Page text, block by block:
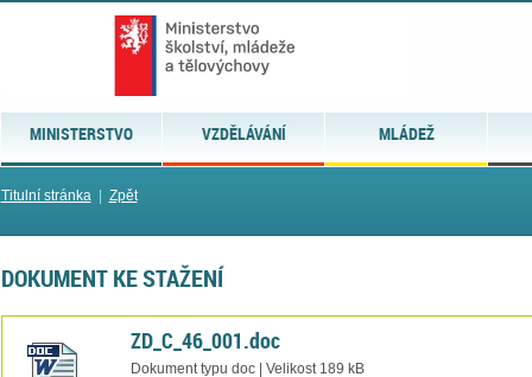
MINISTERSTVO VZDĚLÁVÁNÍ MLÁDEŽ
Titulní stránka| Zpět
DOKUMENT KE STAŽENÍ
ZD_C_46_001.doc
Dokument typu doc | Velikost 189 kB